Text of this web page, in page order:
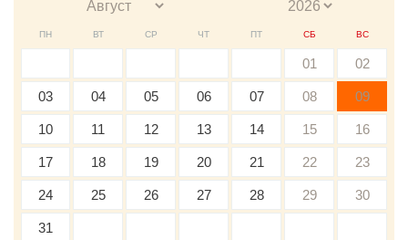
ПН ВТ СР ЧТ ПТ СБ ВС
01 02
03 04 05 06 07 08 09
10 11 12 13 14 15 16
17 18 19 20 21 22 23
24 25 26 27 28 29 30
31